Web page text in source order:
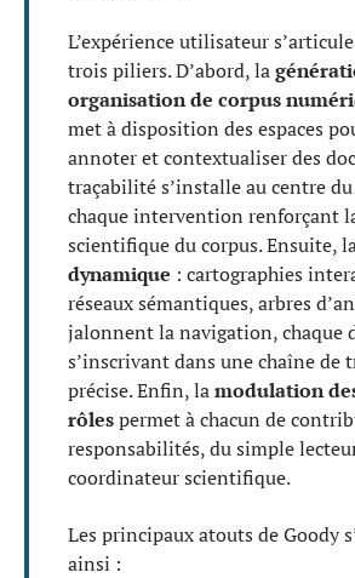
L’expérience utilisateur
trois piliers. D’abord, la
organisation de corpus
met à disposition des espaces
annoter et contextualiser des
traçabilité s’installe au centre
chaque intervention renforçant
scientifique du corpus. Ensuite,
dynamique : cartographies
réseaux sémantiques, arbres
jalonnent la navigation, chaque
s’inscrivant dans une chaîne de
précise. Enfin, lamodulation
rôlespermet à chacun de
responsabilités, du simple
coordinateur scientifique.
Les principaux atouts de Goody
ainsi :